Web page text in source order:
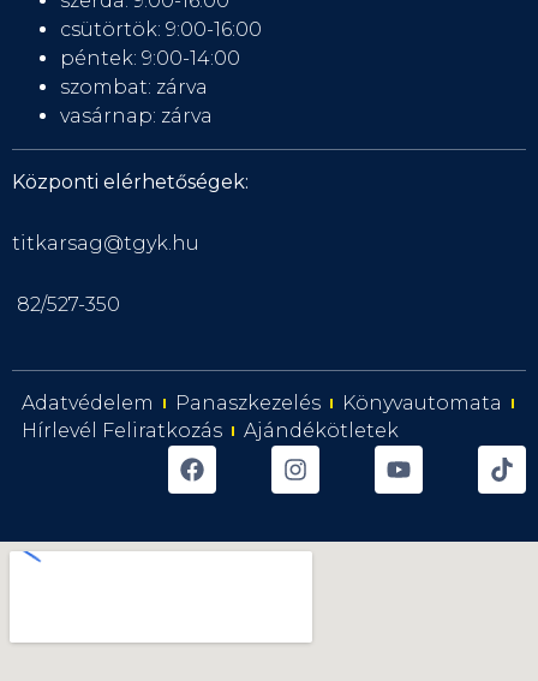
csütörtök: 9:00-16:00
péntek: 9:00-14:00
szombat: zárva
vasárnap: zárva
Központi elérhetőségek:
titkarsag@tgyk.hu
82/527-350
Adatvédelem Panaszkezelés
Könyvautomata
Hírlevél Feliratkozás
Ajándékötletek